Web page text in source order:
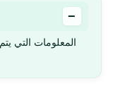
−
المعلومات التي